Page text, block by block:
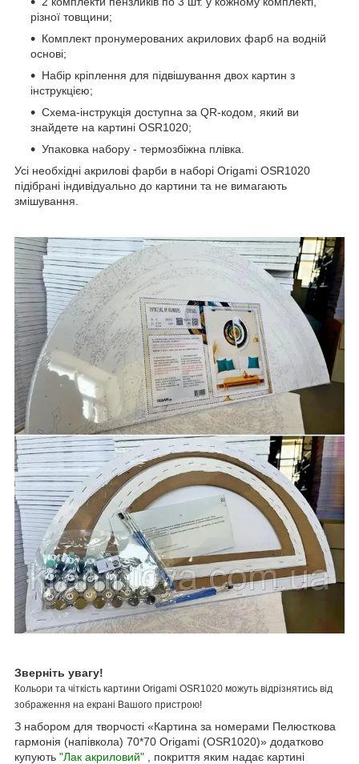
різної товщини;
Комплект пронумерованих акрилових фарб на водній
основі;
Набір кріплення для підвішування двох картин з
інструкцією;
Схема-інструкція доступна за QR-кодом, який ви
знайдете на картині OSR1020;
Упаковка набору - термозбіжна плівка.
Усі необхідні акрилові фарби в наборі Origami OSR1020
підібрані індивідуально до картини та не вимагають
змішування.
Зверніть увагу!
Кольори та чіткість картини Origami OSR1020 можуть відрізнятись від
зображення на екрані Вашого пристрою!
З набором для творчості «Картина за номерами Пелюсткова
гармонія (напівкола) 70*70 Origami (OSR1020)» додатково
купують "Лак акриловий" , покриття яким надає картині